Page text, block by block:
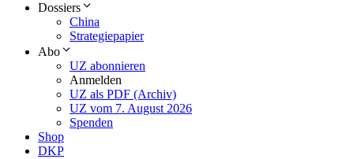
Dossiers
China
Strategiepapier
Abo
UZ abonnieren
Anmelden
UZ als PDF (Archiv)
UZ vom 7. August 2026
Spenden
Shop
DKP